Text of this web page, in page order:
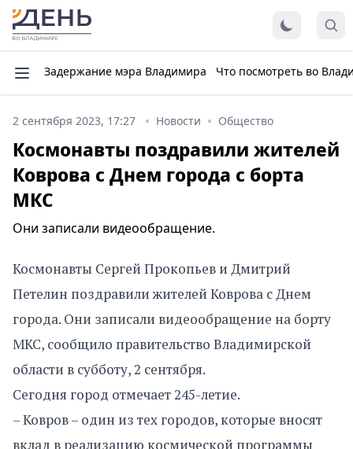
Задержание мэра Владимира Что посмотреть во
2 сентября 2023, 17:27 Новости Общество
Космонавты поздравили жителей
Коврова с Днем города с борта
МКС
Они записали видеообращение.
Космонавты Сергей Прокопьев и Дмитрий
Петелин поздравили жителей Коврова с Днем
города. Они записали видеообращение на борту
МКС, сообщило правительство Владимирской
области в субботу, 2 сентября.
Сегодня город отмечает 245-летие.
– Ковров – один из тех городов, которые вносят
вклад в реализацию космической программы